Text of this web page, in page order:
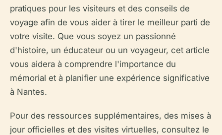
pratiques pour les visiteurs et des conseils de
voyage afin de vous aider à tirer le meilleur parti de
votre visite. Que vous soyez un passionné
d'histoire, un éducateur ou un voyageur, cet article
vous aidera à comprendre l'importance du
mémorial et à planifier une expérience significative
à Nantes.
Pour des ressources supplémentaires, des mises à
jour officielles et des visites virtuelles, consultez le